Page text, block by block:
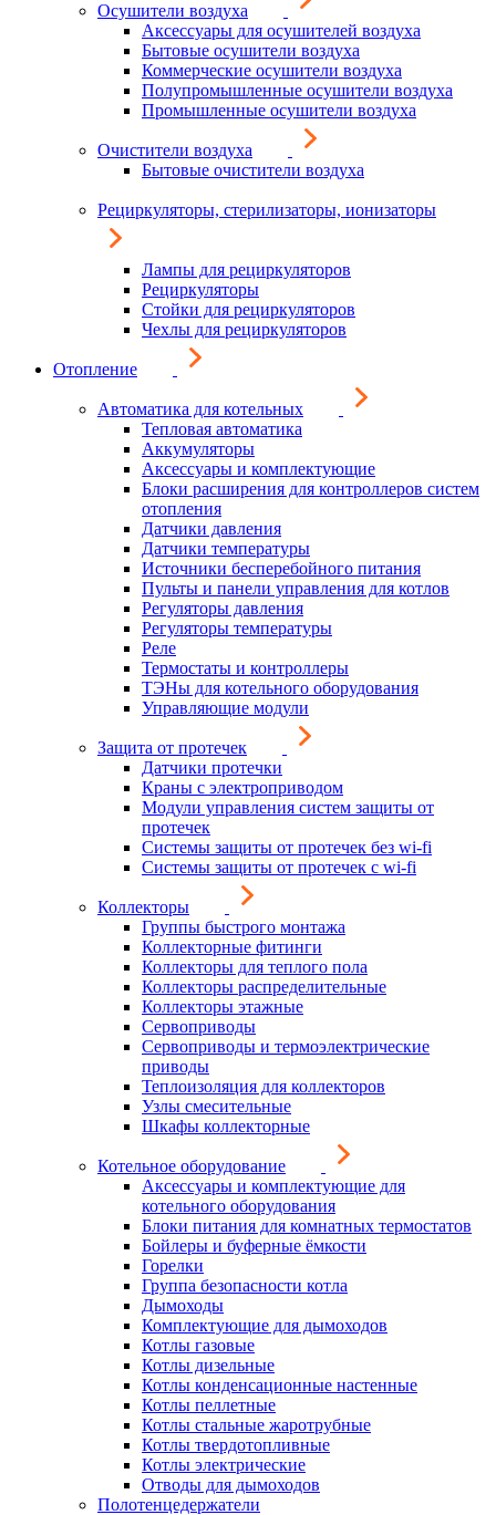
Осушители воздуха
Аксессуары для осушителей воздуха
Бытовые осушители воздуха
Коммерческие осушители воздуха
Полупромышленные осушители воздуха
Промышленные осушители воздуха
Очистители воздуха
Бытовые очистители воздуха
Рециркуляторы, стерилизаторы, ионизаторы
Лампы для рециркуляторов
Рециркуляторы
Стойки для рециркуляторов
Чехлы для рециркуляторов
Отопление
Автоматика для котельных
Тепловая автоматика
Аккумуляторы
Аксессуары и комплектующие
Блоки расширения для контроллеров систем
отопления
Датчики давления
Датчики температуры
Источники бесперебойного питания
Пульты и панели управления для котлов
Регуляторы давления
Регуляторы температуры
Реле
Термостаты и контроллеры
ТЭНы для котельного оборудования
Управляющие модули
Защита от протечек
Датчики протечки
Краны с электроприводом
Модули управления систем защиты от
протечек
Системы защиты от протечек без wi-fi
Системы защиты от протечек с wi-fi
Коллекторы
Группы быстрого монтажа
Коллекторные фитинги
Коллекторы для теплого пола
Коллекторы распределительные
Коллекторы этажные
Сервоприводы
Сервоприводы и термоэлектрические
приводы
Теплоизоляция для коллекторов
Узлы смесительные
Шкафы коллекторные
Котельное оборудование
Аксессуары и комплектующие для
котельного оборудования
Блоки питания для комнатных термостатов
Бойлеры и буферные ёмкости
Горелки
Группа безопасности котла
Дымоходы
Комплектующие для дымоходов
Котлы газовые
Котлы дизельные
Котлы конденсационные настенные
Котлы пеллетные
Котлы стальные жаротрубные
Котлы твердотопливные
Котлы электрические
Отводы для дымоходов
Полотенцедержатели